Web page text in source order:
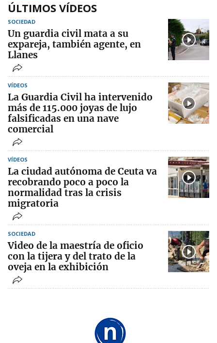
ÚLTIMOS VÍDEOS
SOCIEDAD
Un guardia civil mata a su
expareja, también agente, en
Llanes
VÍDEOS
La Guardia Civil ha intervenido
más de 115.000 joyas de lujo
falsificadas en una nave
comercial
VÍDEOS
La ciudad autónoma de Ceuta va
recobrando poco a poco la
normalidad tras la crisis
migratoria
SOCIEDAD
Video de la maestría de oficio
con la tijera y del trato de la
oveja en la exhibición